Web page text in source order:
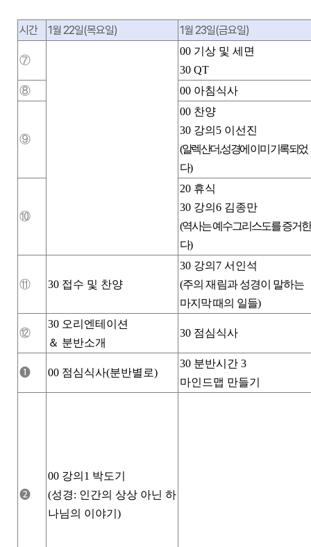
시간 1월22일(목요일) 1월23일(금요일)
⑦
00 기상 및 세면
30 QT
⑧
00 아침식사
⑨
00 찬양
30 강의 5 이선진
(알렉산더,성경에 이미 기록되었
다)
⑩
20 휴식
30 강의6 김종만
(역사는 예수그리스도를 증거한
다)
⑪ 30 접수 및 찬양
30 강의 7서인석
(주의 재림과 성경이 말하는
마지막 때의 일들)
⑫
30 오리엔테이션
＆ 분반소개
30 점심식사
❶ 00 점심식사(분반별로)
30 분반시간3
마인드맵 만들기
❷
00 강의 1 박도기
(성경: 인간의 상상 아닌 하
나님의 이야기)